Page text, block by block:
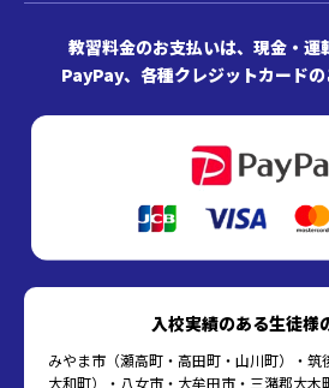
教習料金のお支払いは、現金・運
PayPay、各種クレジットカードの
入校実績のある生徒様
みやま市（瀬高町・高田町・山川町）・筑
大和町）・八女市・大牟田市・三潴郡大木